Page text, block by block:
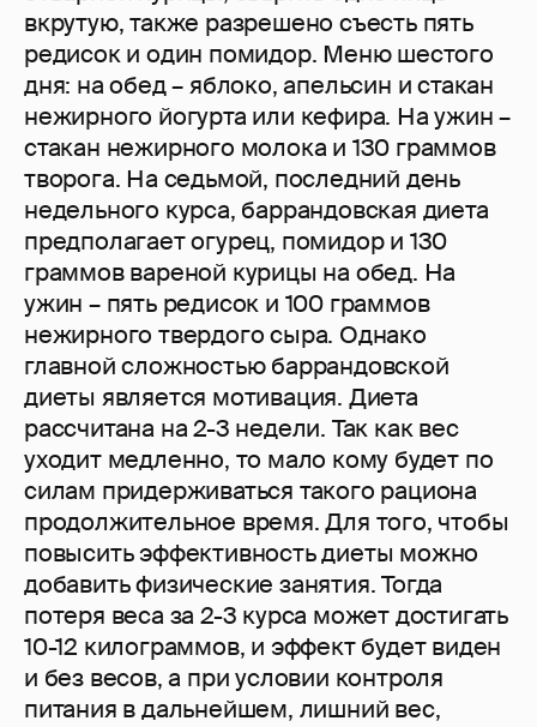
вкрутую, также разрешено съесть пять
редисок и один помидор. Меню шестого
дня: на обед – яблоко, апельсин и стакан
нежирного йогурта или кефира. На ужин –
стакан нежирного молока и 130 граммов
творога. На седьмой, последний день
недельного курса, баррандовская диета
предполагает огурец, помидор и 130
граммов вареной курицы на обед. На
ужин – пять редисок и 100 граммов
нежирного твердого сыра. Однако
главной сложностью баррандовской
диеты является мотивация. Диета
рассчитана на 2-3 недели. Так как вес
уходит медленно, то мало кому будет по
силам придерживаться такого рациона
продолжительное время. Для того, чтобы
повысить эффективность диеты можно
добавить физические занятия. Тогда
потеря веса за 2-3 курса может достигать
10-12 килограммов, и эффект будет виден
и без весов, а при условии контроля
питания в дальнейшем, лишний вес,